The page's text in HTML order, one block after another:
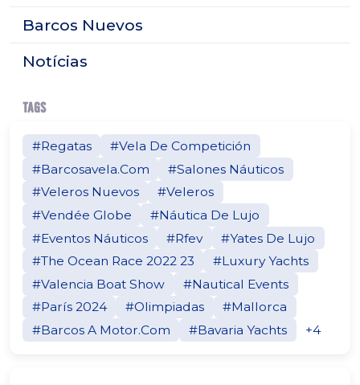
Barcos Nuevos
Notícias
TAGS
#Regatas
#Vela De Competición
#Barcosavela.Com
#Salones Náuticos
#Veleros Nuevos
#Veleros
#Vendée Globe
#Náutica De Lujo
#Eventos Náuticos
#Rfev
#Yates De Lujo
#The Ocean Race 2022 23
#Luxury Yachts
#Valencia Boat Show
#Nautical Events
#París 2024
#Olimpiadas
#Mallorca
#Barcos A Motor.Com
#Bavaria Yachts +4